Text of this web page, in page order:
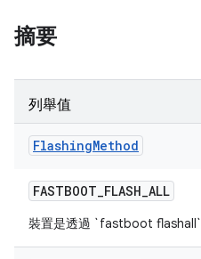
摘要
列舉值
FlashingMethod
FASTBOOT_FLASH_ALL
裝置是透過 `fastboot